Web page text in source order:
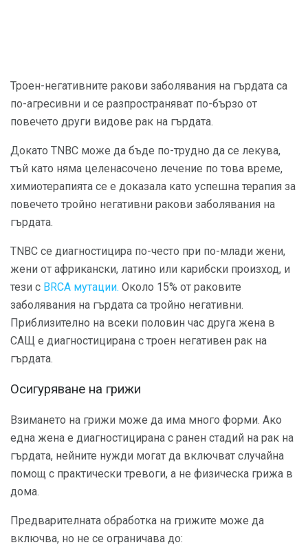
Троен-негативните ракови заболявания на гърдата са
по-агресивни и се разпространяват по-бързо от
повечето други видове рак на гърдата.
Докато TNBC може да бъде по-трудно да се лекува,
тъй като няма целенасочено лечение по това време,
химиотерапията се е доказала като успешна терапия за
повечето тройно негативни ракови заболявания на
гърдата.
TNBC се диагностицира по-често при по-млади жени,
жени от африкански, латино или карибски произход, и
тези с BRCA мутации. Около 15% от раковите
заболявания на гърдата са тройно негативни.
Приблизително на всеки половин час друга жена в
САЩ е диагностицирана с троен негативен рак на
гърдата.
Осигуряване на грижи
Взимането на грижи може да има много форми. Ако
една жена е диагностицирана с ранен стадий на рак на
гърдата, нейните нужди могат да включват случайна
помощ с практически тревоги, а не физическа грижа в
дома.
Предварителната обработка на грижите може да
включва, но не се ограничава до: